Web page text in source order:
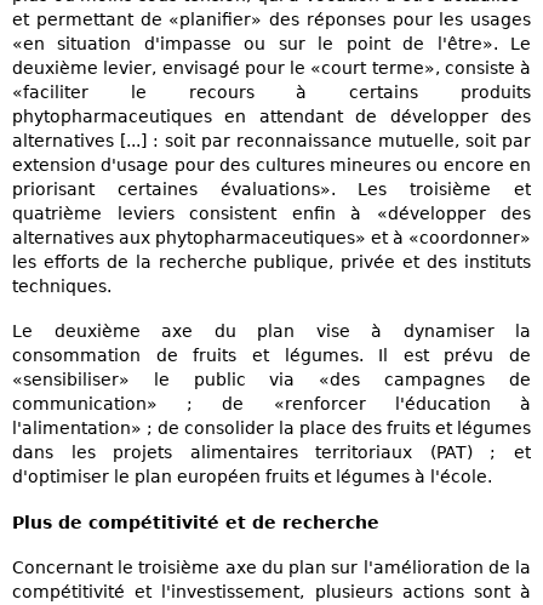
et permettant de «planifier» des réponses pour les usages
«en situation d'impasse ou sur le point de l'être». Le
deuxième levier, envisagé pour le «court terme», consiste à
«faciliter le recours à certains produits
phytopharmaceutiques en attendant de développer des
alternatives [...] : soit par reconnaissance mutuelle, soit par
extension d'usage pour des cultures mineures ou encore en
priorisant certaines évaluations». Les troisième et
quatrième leviers consistent enfin à «développer des
alternatives aux phytopharmaceutiques» et à «coordonner»
les efforts de la recherche publique, privée et des instituts
techniques.
Le deuxième axe du plan vise à dynamiser la
consommation de fruits et légumes. Il est prévu de
«sensibiliser» le public via «des campagnes de
communication» ; de «renforcer l'éducation à
l'alimentation» ; de consolider la place des fruits et légumes
dans les projets alimentaires territoriaux (PAT) ; et
d'optimiser le plan européen fruits et légumes à l'école.
Plus de compétitivité et de recherche
Concernant le troisième axe du plan sur l'amélioration de la
compétitivité et l'investissement, plusieurs actions sont à